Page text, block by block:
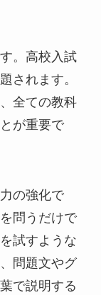
。高校入試
されます。
全ての教科
が重要で
の強化で
問うだけで
試すような
問題文やグ
で説明する